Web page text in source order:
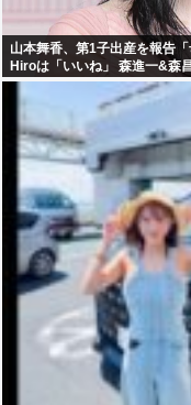
山本舞香、第1子出産を報告
Hiroは「いいね」 森進一&森